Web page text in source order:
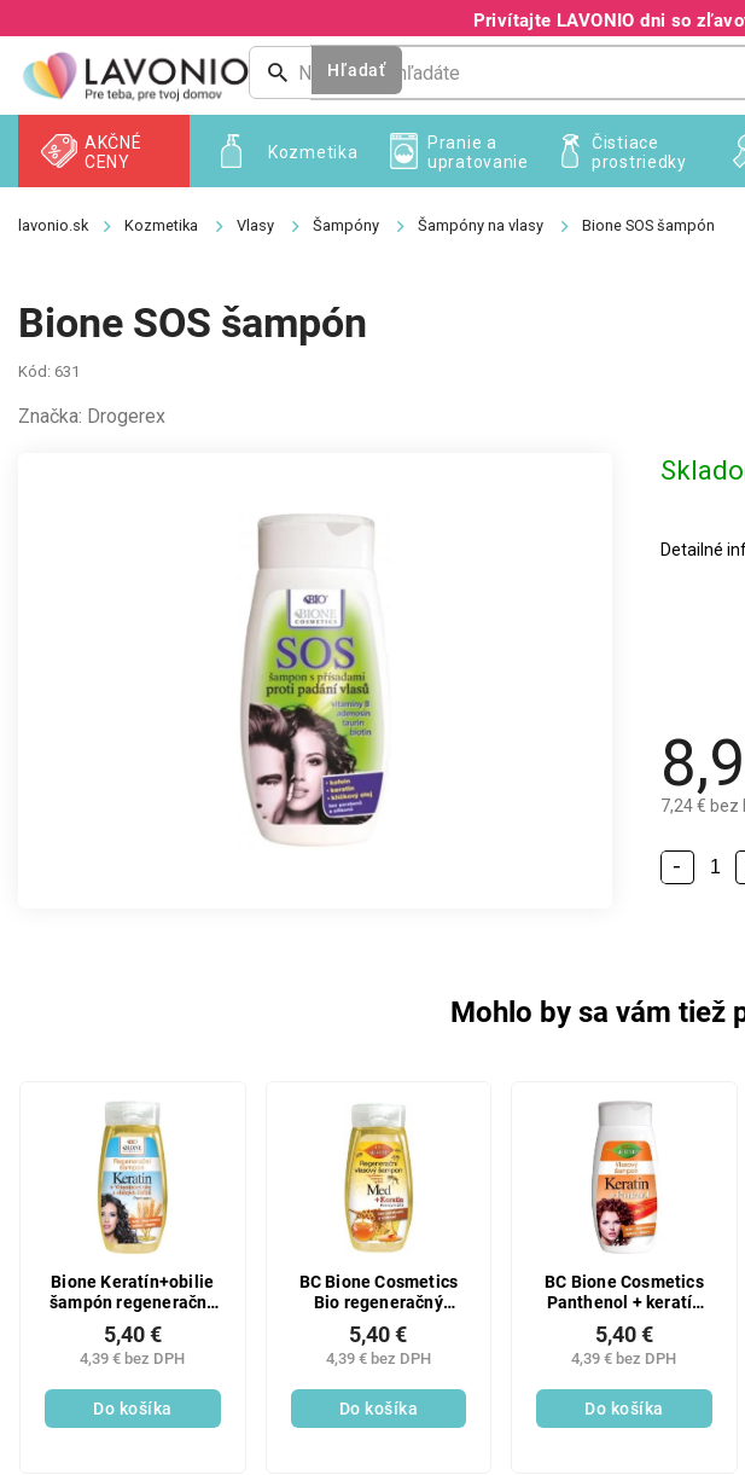
na
obsah
Privítajte LAVONIO dni so
Hľadať
Kozmetika
AKČNÉ
CENY
Pranie a
upratovanie
Čistiace
prostriedky
Kozmetika Vlasy Šampóny Šampóny na vlasy Bione SOS šampón
Bione SOS šampón
Kód: 631
Značka: Drogerex
7,24 € bez
−
Detailné
Mohlo by sa vám tiež
Bione Keratín+obilie
šampón regeneračný
260ml
4,39 € bez DPH
5,40 €
Do košíka
BC Bione Cosmetics
Bio regeneračný
vlasový šampón Med
+ Koenzým Q10 260
ml
4,39 € bez DPH
5,40 €
Do košíka
BC Bione Cosmetics
Panthenol + keratín
vlasový šampón 260
ml
4,39 € bez DPH
5,40 €
Do košíka